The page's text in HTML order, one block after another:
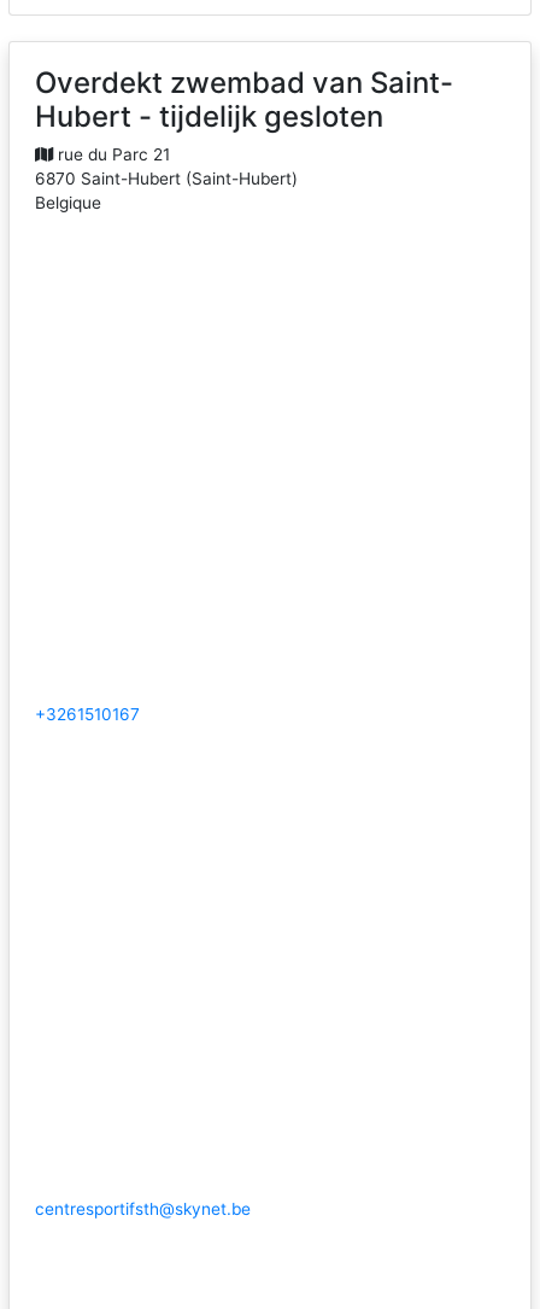
Overdekt zwembad van Saint-
Hubert - tijdelijk gesloten
rue du Parc 21
6870 Saint-Hubert(Saint-Hubert)
Belgique
+3261510167
centresportifsth@skynet.be